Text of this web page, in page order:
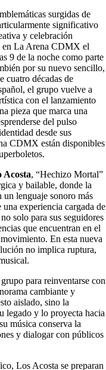
surgidas de
significativo
y celebración
en La Arena CDMX el
9 de la noche como parte
por su nuevo sencillo,
cuatro décadas de
el grupo vuelve a
con el lanzamiento
pieza que marca una
del pulso
desde sus
CDMX están disponibles
Acosta, “Hechizo Mortal”
y bailable, donde la
un lenguaje sonoro más
experiencia cargada de
solo para sus seguidores
que encuentran en el
En esta nueva
no implica ruptura,
para reinventarse con
cambiante y
aislado, sino la
legado y lo proyecta hacia
música conserva la
y dialogar con públicos
Los Acosta se preparan